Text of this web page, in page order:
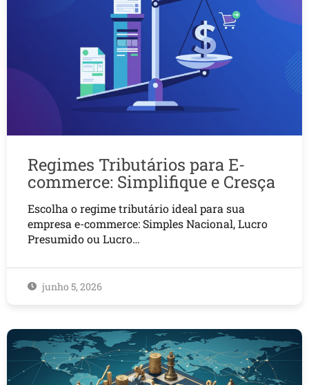
Regimes Tributários para E-
commerce: Simplifique e Cresça
Escolha o regime tributário ideal para sua
empresa e-commerce: Simples Nacional, Lucro
Presumido ou Lucro…
junho 5, 2026